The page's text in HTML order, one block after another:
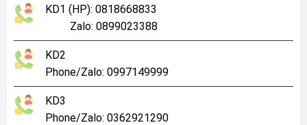
KD1 (HP): 0818668833
Zalo: 0899023388
KD2
Phone/Zalo: 0997149999
KD3
Phone/Zalo: 0362921290